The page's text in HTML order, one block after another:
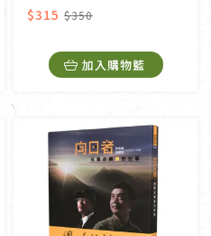
$315 $350
加入購物籃